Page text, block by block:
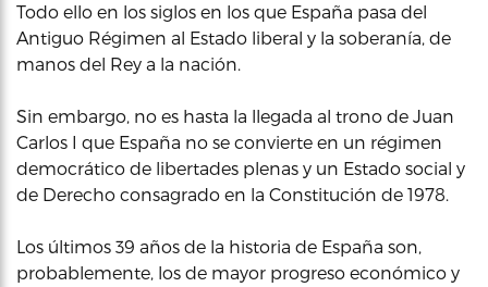
Todo ello en los siglos en los que España pasa del
Antiguo Régimen al Estado liberal y la soberanía, de
manos del Rey a la nación.
Sin embargo, no es hasta la llegada al trono de Juan
Carlos I que España no se convierte en un régimen
democrático de libertades plenas y un Estado social y
de Derecho consagrado en la Constitución de 1978.
Los últimos 39 años de la historia de España son,
probablemente, los de mayor progreso económico y